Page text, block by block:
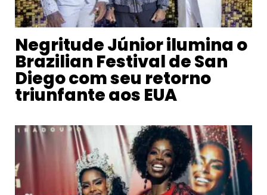
Negritude Júnior ilumina o
Brazilian Festival de San
Diego com seu retorno
triunfante aos EUA